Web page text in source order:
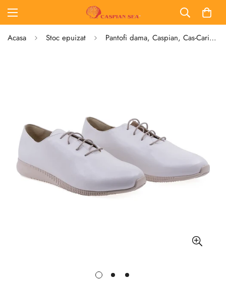
Acasa Stoc epuizat Pantofi dama, Caspian, Cas-Carina, casual, piele naturala, bej